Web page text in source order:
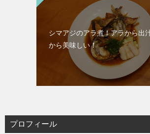
シマアジのアラ煮！アラから出
から美味しい！
プロフィール